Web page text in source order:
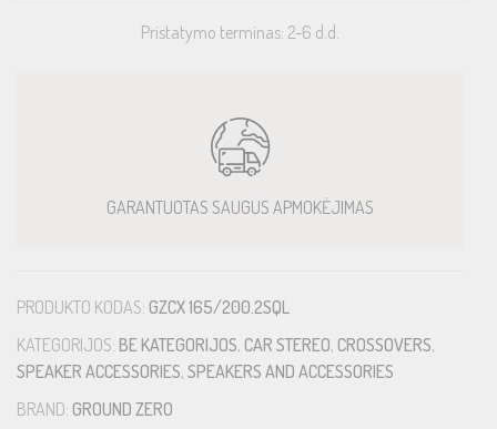
Pristatymo terminas: 2-6 d.d.
GARANTUOTAS SAUGUS APMOKĖJIMAS
PRODUKTO KODAS: GZCX 165/200.2SQL
KATEGORIJOS: BE KATEGORIJOS, CAR STEREO, CROSSOVERS,
SPEAKER ACCESSORIES, SPEAKERS AND ACCESSORIES
BRAND: GROUND ZERO